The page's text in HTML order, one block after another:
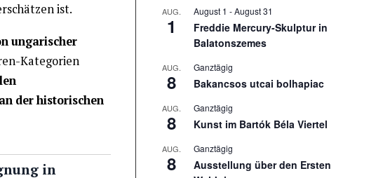
ist.
ungarischer
Kategorien
der historischen
in
AUG.
1
August 1 -August 31
Freddie Mercury-Skulptur in
Balatonszemes
AUG.
8
Ganztägig
Bakancsos utcai bolhapiac
AUG.
8
Ganztägig
Kunst im Bartók Béla Viertel
AUG.
8
Ganztägig
Ausstellung über den Ersten